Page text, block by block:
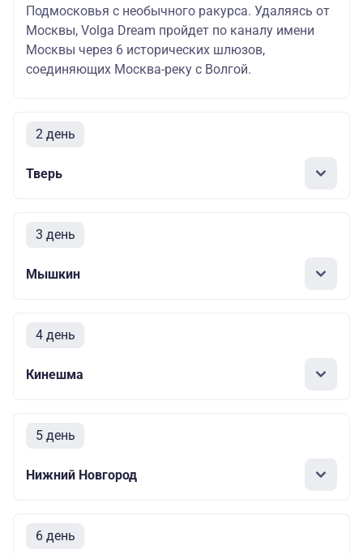
Подмосковья с необычного ракурса. Удаляясь от
Москвы, Volga Dream пройдет по каналу имени
Москвы через 6 исторических шлюзов,
соединяющих Москва-реку с Волгой.
2 день
Тверь
3 день
Мышкин
4 день
Кинешма
5 день
Нижний Новгород
6 день